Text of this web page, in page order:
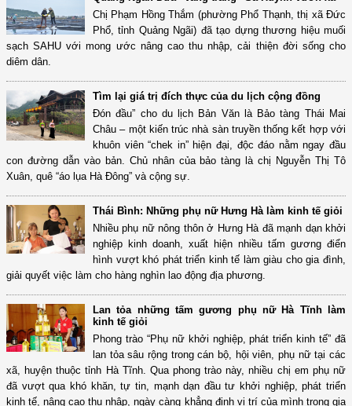
Chị Phạm Hồng Thắm (phường Phổ Thạnh, thị xã Đức
Phổ, tỉnh Quảng Ngãi) đã tạo dựng thương hiệu muối
sạch SAHU với mong ước nâng cao thu nhập, cải thiện đời sống cho
diêm dân.
Tìm lại giá trị đích thực của du lịch cộng đồng
Đón đầu” cho du lịch Bản Văn là Bảo tàng Thái Mai
Châu – một kiến trúc nhà sàn truyền thống kết hợp với
khuôn viên “chek in” hiện đại, độc đáo nằm ngay đầu
con đường dẫn vào bản. Chủ nhân của bảo tàng là chị Nguyễn Thị Tô
Xuân, quê “áo lụa Hà Đông” và cộng sự.
Thái Bình: Những phụ nữ Hưng Hà làm kinh tế giỏi
Nhiều phụ nữ nông thôn ở Hưng Hà đã mạnh dạn khởi
nghiệp kinh doanh, xuất hiện nhiều tấm gương điển
hình vượt khó phát triển kinh tế làm giàu cho gia đình,
giải quyết việc làm cho hàng nghìn lao động địa phương.
Lan tỏa những tấm gương phụ nữ Hà Tĩnh làm
kinh tế giỏi
Phong trào “Phụ nữ khởi nghiệp, phát triển kinh tế” đã
lan tỏa sâu rộng trong cán bộ, hội viên, phụ nữ tại các
xã, huyện thuộc tỉnh Hà Tĩnh. Qua phong trào này, nhiều chị em phụ nữ
đã vượt qua khó khăn, tự tin, mạnh dạn đầu tư khởi nghiệp, phát triển
kinh tế, nâng cao thu nhập, ngày càng khẳng định vị trí của mình trong gia